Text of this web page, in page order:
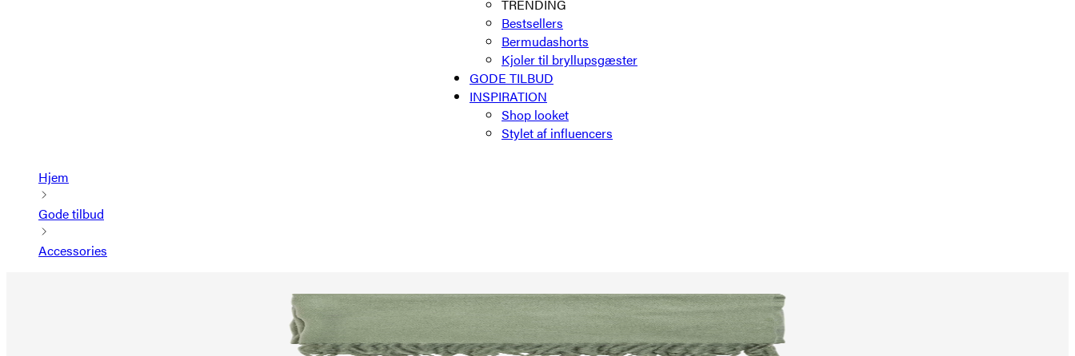
TRENDING
Bestsellers
Bermudashorts
Kjoler til bryllupsgæster
GODE TILBUD
INSPIRATION
Shop looket
Stylet af influencers
Hjem
Gode tilbud
Accessories